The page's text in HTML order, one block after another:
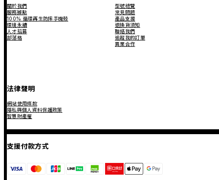
關於我們
服務據點
100% 循環再生防摔手機殼
環境永續
人才招募
部落格
型號總覽
常見問題
產品支援
退換貨須知
聯絡我們
追蹤我的訂單
異業合作
法律聲明
網站使用條款
隱私與個人資料保護政策
智慧財產權
支援付款方式